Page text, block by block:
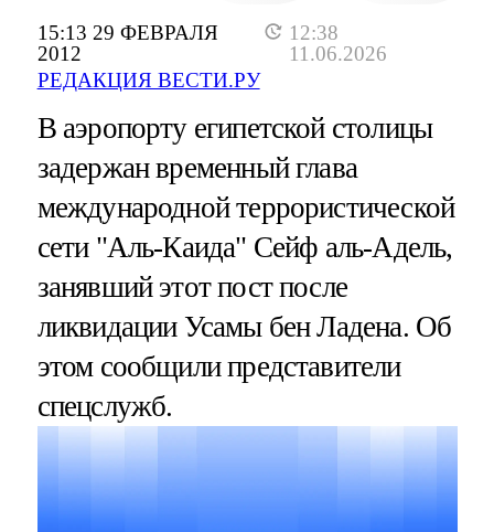
15:13 29 ФЕВРАЛЯ
2012
12:38
11.06.2026
РЕДАКЦИЯ ВЕСТИ.РУ
В аэропорту египетской столицы
задержан временный глава
международной террористической
сети "Аль-Каида" Сейф аль-Адель,
занявший этот пост после
ликвидации Усамы бен Ладена. Об
этом сообщили представители
спецслужб.